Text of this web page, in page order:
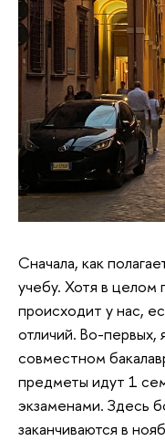
Сначала, как
учебу. Хотя в целом
происходит у нас,
отличий. Во-первых,
совместном
предметы идут 1
экзаменами. Здесь
заканчиваются в